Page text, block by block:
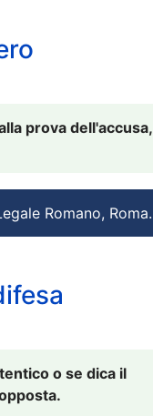
prova dell'accusa,
Romano, Roma.
o se dica il